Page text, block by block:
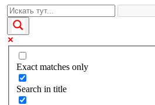
Exact matches only
Search in title